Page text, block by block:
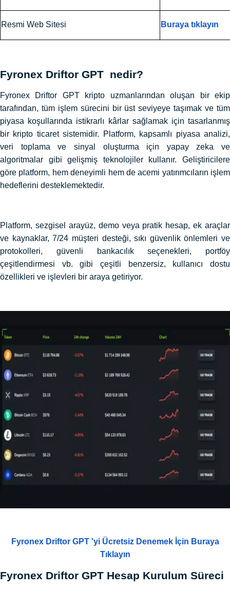
Resmi Web Sitesi Buraya tıklayın
Fyronex Driftor GPT nedir?
Fyronex Driftor GPT kripto uzmanlarından oluşan bir ekip
tarafından, tüm işlem sürecini bir üst seviyeye taşımak ve tüm
piyasa koşullarında istikrarlı kârlar sağlamak için tasarlanmış
bir kripto ticaret sistemidir. Platform, kapsamlı piyasa analizi,
veri toplama ve sinyal oluşturma için yapay zeka ve
algoritmalar gibi gelişmiş teknolojiler kullanır. Geliştiricilere
göre platform, hem deneyimli hem de acemi yatırımcıların işlem
hedeflerini desteklemektedir.
Platform, sezgisel arayüz, demo veya pratik hesap, ek araçlar
ve kaynaklar, 7/24 müşteri desteği, sıkı güvenlik önlemleri ve
protokolleri, güvenli bankacılık seçenekleri, portföy
çeşitlendirmesi vb. gibi çeşitli benzersiz, kullanıcı dostu
özellikleri ve işlevleri bir araya getiriyor.
Fyronex Driftor GPT 'yi Ücretsiz Denemek İçin Buraya
Tıklayın
Fyronex Driftor GPT Hesap Kurulum Süreci